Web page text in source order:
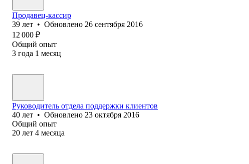
Продавец-кассир
39 лет • Обновлено 26 сентября 2016
12 000 ₽
Общий опыт
3 года 1 месяц
Руководитель отдела поддержки клиентов
40 лет • Обновлено 23 октября 2016
Общий опыт
20 лет 4 месяца